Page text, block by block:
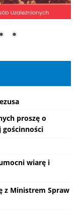
proszę o
gościnności
wiarę i
z Ministrem Spraw